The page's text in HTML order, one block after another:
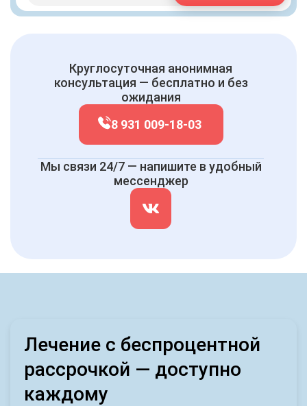
Круглосуточная анонимная
консультация — бесплатно и без
ожидания
8 931 009-18-03
Мы связи 24/7 — напишите в удобный
мессенджер
Лечение с беспроцентной
рассрочкой — доступно
каждому